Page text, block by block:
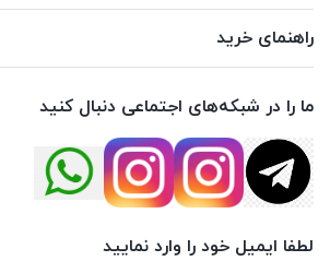
راهنمای خرید
ما را در شبکه‌های اجتماعی دنبال کنید
لطفا ایمیل خود را وارد نمایید